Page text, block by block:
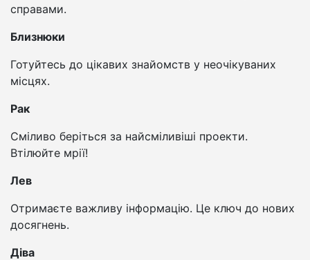
справами.
Близнюки
Готуйтесь до цікавих знайомств у неочікуваних
місцях.
Рак
Сміливо беріться за найсміливіші проекти.
Втілюйте мрії!
Лев
Отримаєте важливу інформацію. Це ключ до нових
досягнень.
Діва